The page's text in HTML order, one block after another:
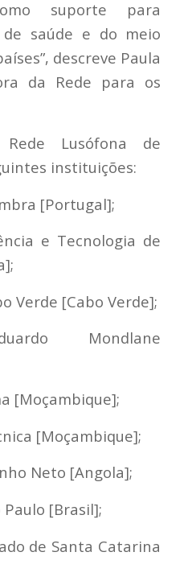
suporte para
saúde e do meio
descreve Paula
da Rede para os
Lusófona de
instituições:
[Portugal];
e Tecnologia de
Verde [Cabo Verde];
Mondlane
[Moçambique];
[Moçambique];
Neto [Angola];
[Brasil];
de Santa Catarina